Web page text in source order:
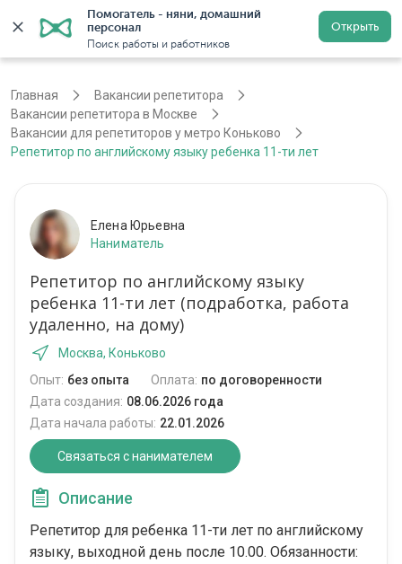
Помогатель - няни, домашний
персонал
Поиск работы и работников
Открыть
Регистрация
Главная
Вакансии репетитора
Вакансии репетитора в Москве
Вакансии для репетиторов у метро Коньково
Репетитор по английскому языку ребенка 11-ти лет
Елена Юрьевна
Наниматель
Репетитор по английскому языку
ребенка 11-ти лет (подработка, работа
удаленно, на дому)
Москва, Коньково
Опыт: без опыта Оплата: по договоренности
Дата создания: 08.06.2026 года
Дата начала работы: 22.01.2026
Связаться с нанимателем
Описание
Репетитор для ребенка 11-ти лет по английскому
языку, выходной день после 10.00. Обязанности: